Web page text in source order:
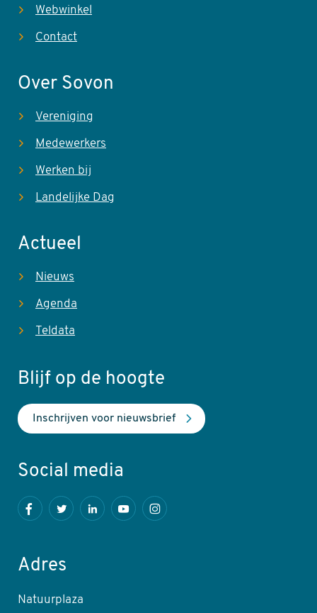
Webwinkel
Contact
Over Sovon
Vereniging
Medewerkers
Werken bij
Landelijke Dag
Actueel
Nieuws
Agenda
Teldata
Blijf op de hoogte
Inschrijven voor nieuwsbrief
Social media
Adres
Natuurplaza